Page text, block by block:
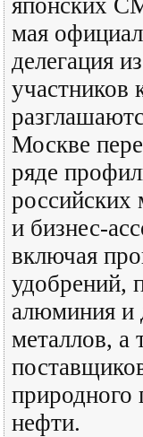
японских
мая
делегация
участников
Москве
ряде
российских
и бизнес-
включая
удобрений,
алюминия и
металлов, а
нефти.